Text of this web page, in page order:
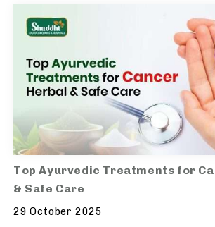
Top Ayurvedic Treatments for
& Safe Care
29 October 2025